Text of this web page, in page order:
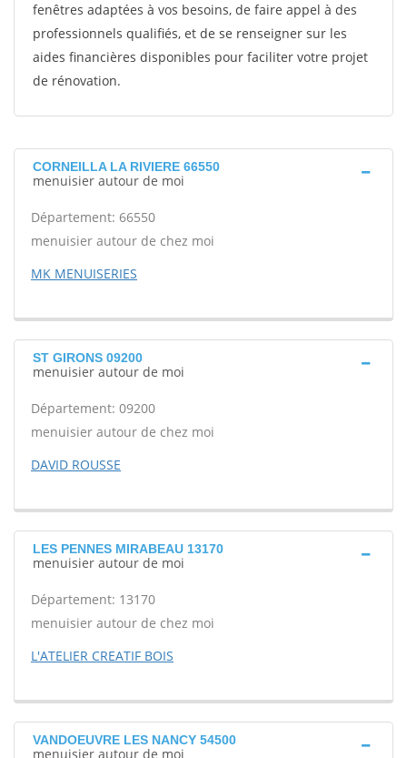
fenêtres adaptées à vos besoins, de faire appel à des
professionnels qualifiés, et de se renseigner sur les
aides financières disponibles pour faciliter votre projet
de rénovation.
CORNEILLA LA RIVIERE 66550
menuisier autour de moi
Département: 66550
menuisier autour de chez moi
MK MENUISERIES
ST GIRONS 09200
menuisier autour de moi
Département: 09200
menuisier autour de chez moi
DAVID ROUSSE
LES PENNES MIRABEAU 13170
menuisier autour de moi
Département: 13170
menuisier autour de chez moi
L'ATELIER CREATIF BOIS
VANDOEUVRE LES NANCY 54500
menuisier autour de moi